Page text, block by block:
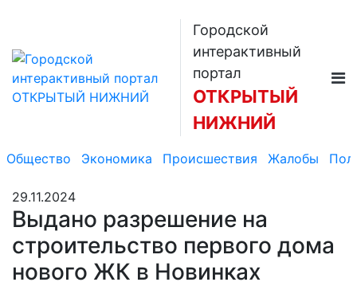
Городской
интерактивный
портал
ОТКРЫТЫЙ
НИЖНИЙ
Общество Экономика Происшествия Жалобы
29.11.2024
Выдано разрешение на
строительство первого дома
нового ЖК в Новинках